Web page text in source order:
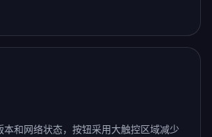
和网络状态，按钮采用大触控区域减少